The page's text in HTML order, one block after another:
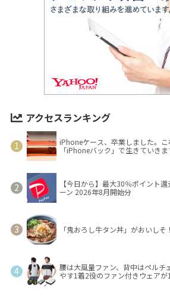
アクセスランキング
iPhoneケース、卒業しました。
「iPhoneバック」で生きていきま
【今日から】最大30％ポイント
ーン 2026年8月開始分
「鬼おろし牛タン丼」がおいし
腰は大風量ファン、背中はペルチ
やす1着2役のファン付きウェア